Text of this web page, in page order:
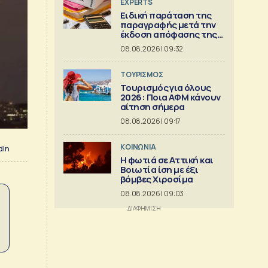
EXPERTS
Ειδική παράταση της
παραγραφής μετά την
έκδοση απόφασης της
Διεύθυνσης Επίλυσης
Διαφορών [Μέρος 6ο]
08.08.2026 | 09:32
ΤΟΥΡΙΣΜΟΣ
Τουρισμός για όλους
2026: Ποια ΑΦΜ κάνουν
αίτηση σήμερα
08.08.2026 | 09:17
ΚΟΙΝΩΝΙΑ
Η φωτιά σε Αττική και
Βοιωτία ίση με έξι
βόμβες Χιροσίμα
08.08.2026 | 09:03